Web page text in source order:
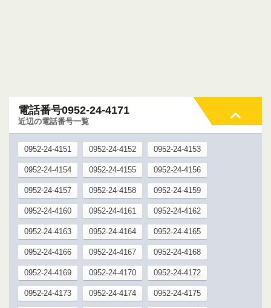
電話番号0952-24-4171
近辺の電話番号一覧
0952-24-4151 0952-24-4152 0952-24-4153
0952-24-4154 0952-24-4155 0952-24-4156
0952-24-4157 0952-24-4158 0952-24-4159
0952-24-4160 0952-24-4161 0952-24-4162
0952-24-4163 0952-24-4164 0952-24-4165
0952-24-4166 0952-24-4167 0952-24-4168
0952-24-4169 0952-24-4170 0952-24-4172
0952-24-4173 0952-24-4174 0952-24-4175